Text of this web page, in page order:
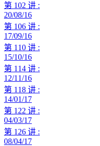
第 102 讲 :
20/08/16
第 106 讲 :
17/09/16
第 110 讲 :
15/10/16
第 114 讲 :
12/11/16
第 118 讲 :
14/01/17
第 122 讲 :
04/03/17
第 126 讲 :
08/04/17